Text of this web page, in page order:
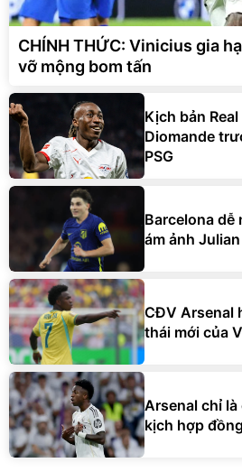
CHÍNH THỨC: Vinicius gia
vỡ mộng bom tấn
Kịch bản
Diomande
PSG
Barcelona dễ
ám ảnh
CĐV Arsenal
thái mới của
Arsenal chỉ
kịch hợp